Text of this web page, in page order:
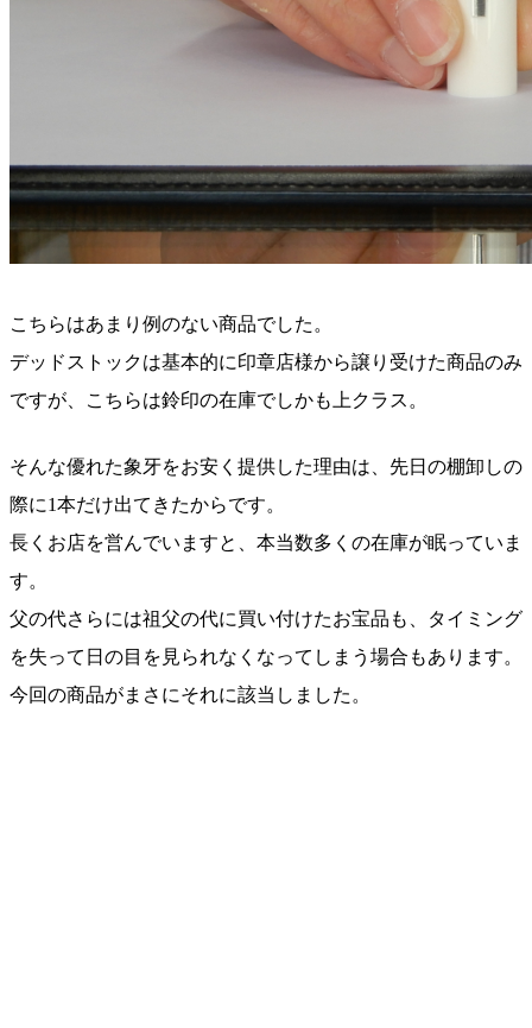
こちらはあまり例のない商品でした。
デッドストックは基本的に印章店様から譲り受けた商品のみ
ですが、こちらは鈴印の在庫でしかも上クラス。
そんな優れた象牙をお安く提供した理由は、先日の棚卸しの
際に1本だけ出てきたからです。
長くお店を営んでいますと、本当数多くの在庫が眠っていま
す。
父の代さらには祖父の代に買い付けたお宝品も、タイミング
を失って日の目を見られなくなってしまう場合もあります。
今回の商品がまさにそれに該当しました。